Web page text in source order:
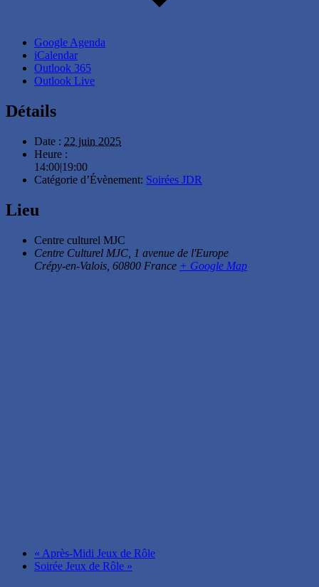
Google Agenda
iCalendar
Outlook 365
Outlook Live
Détails
Date : 22 juin 2025
Heure :
14:00|19:00
Catégorie d’Évènement: Soirées JDR
Lieu
Centre culturel MJC
Centre Culturel MJC, 1 avenue de l'Europe
Crépy-en-Valois 60800 France + Google Map
« Après-Midi Jeux de Rôle
Soirée Jeux de Rôle »